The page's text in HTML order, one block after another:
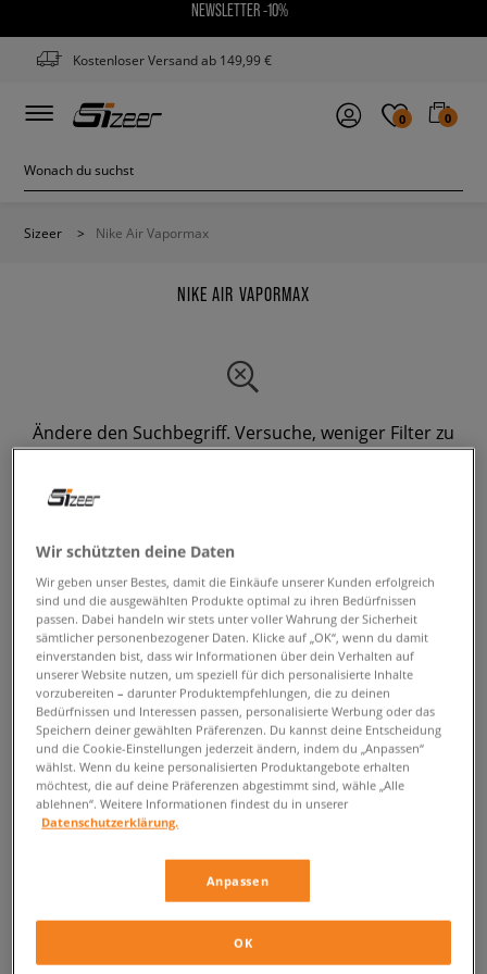
NEWSLETTER -10%
Kostenloser Versand ab 149,99 €
0 0
Sizeer > Nike Air Vapormax
NIKE AIR VAPORMAX
Ändere den Suchbegriff. Versuche, weniger Filter zu
verwenden.
Nike Air Vapormax – Must have im
Kleiderschrank einer Trendsetterin
Ich denke, jeder echte Trendsetter weiß, dass es auf Details ankommt.
Kopfbedeckung, Schmuck, Taschen und vor allem Schuhe. Sie sollten
nicht nur bequem sein, sondern vor allem stylisch. Sie müssen auffallen,
originell sein und jeden Passanten begeistern. Sie sollten einfach einen
"Wow-Effekt" haben. Wenn du also gerade dabei bist, deine
Schuhgarderobe aufzufrischen und auf der Suche nach einem echten
der Straße, auf einer Party oder bei einem Treffen mit Freunden aus der
Wir schützten deine Daten
Wir geben unser Bestes, damit die Einkäufe unserer Kunden erfolgreich
sind und die ausgewählten Produkte optimal zu ihren Bedürfnissen
passen. Dabei handeln wir stets unter voller Wahrung der Sicherheit
sämtlicher personenbezogener Daten. Klicke auf „OK“, wenn du damit
einverstanden bist, dass wir Informationen über dein Verhalten auf
unserer Website nutzen, um speziell für dich personalisierte Inhalte
vorzubereiten – darunter Produktempfehlungen, die zu deinen
Bedürfnissen und Interessen passen, personalisierte Werbung oder das
Speichern deiner gewählten Präferenzen. Du kannst deine Entscheidung
und die Cookie-Einstellungen jederzeit ändern, indem du „Anpassen“
wählst. Wenn du keine personalisierten Produktangebote erhalten
möchtest, die auf deine Präferenzen abgestimmt sind, wähle „Alle
ablehnen“. Weitere Informationen findest du in unserer
Datenschutzerklärung.
Anpassen
OK